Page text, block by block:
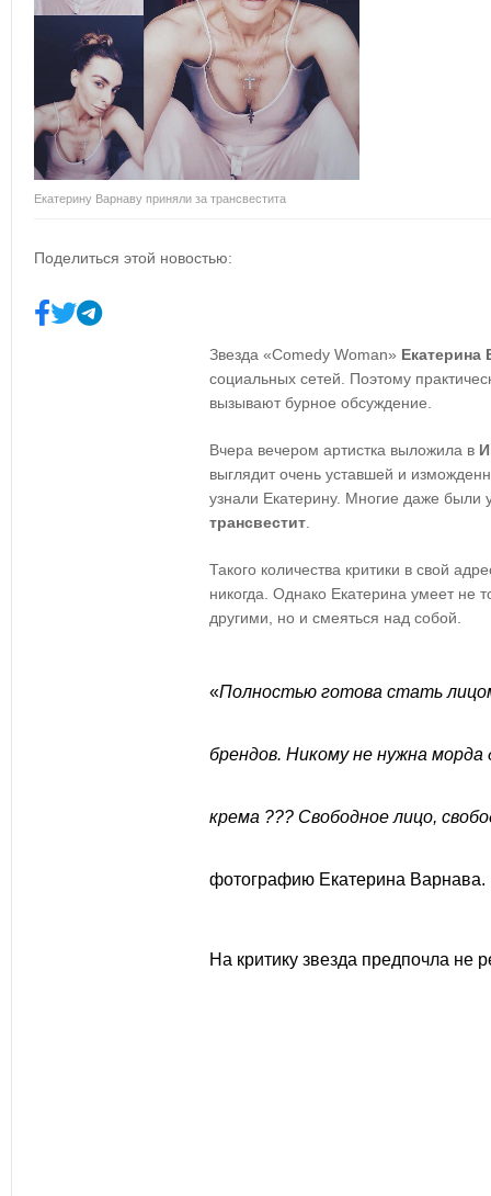
Екатерину Варнаву приняли за трансвестита
Поделиться этой новостью:
Звезда «Comedy Woman» Екатерина
социальных сетей. Поэтому
вызывают бурное обсуждение.
Вчера вечером артистка выложила в
выглядит очень уставшей и
узнали Екатерину. Многие даже были
трансвестит
Такого количества критики в свой
никогда. Однако Екатерина умеет не
другими, но и смеяться над собой.
«Полностью готова стать
брендов. Никому не нужна
крема ??? Свободное лицо,
фотографию Екатерина Варнава.
На критику звезда предпочла не